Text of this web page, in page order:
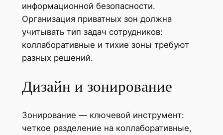
информационной безопасности.
Организация приватных зон должна
учитывать тип задач сотрудников:
коллаборативные и тихие зоны требуют
разных решений.
Дизайн и зонирование
Зонирование — ключевой инструмент:
четкое разделение на коллаборативные,